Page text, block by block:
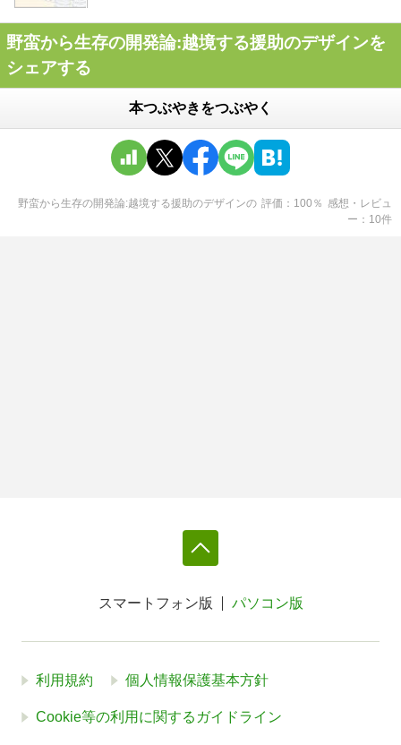
野蛮から生存の開発論:越境する援助のデザインを
シェアする
本つぶやきをつぶやく
野蛮から生存の開発論:越境する援助のデザインの 評価 100 ％ 感想・レビュ
ー
10件
スマートフォン版 パソコン版
利用規約 個人情報保護基本方針
Cookie等の利用に関するガイドライン